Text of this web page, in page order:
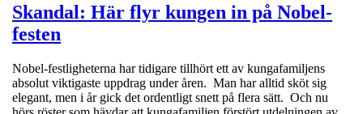
Skandal: Här flyr kungen in på Nobel-
festen
Nobel-festligheterna har tidigare tillhört ett av kungafamiljens
absolut viktigaste uppdrag under åren. Man har alltid sköt sig
elegant, men i år gick det ordentligt snett på flera sätt. Och nu